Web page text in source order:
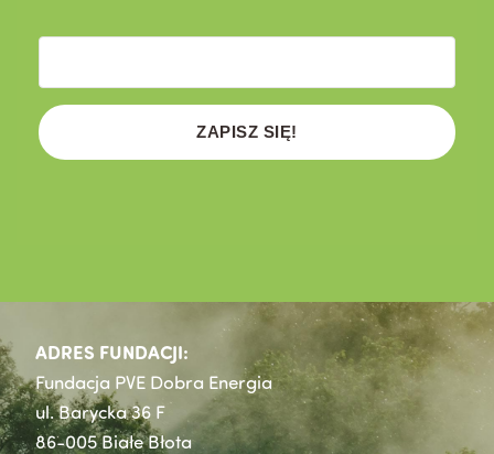
ZAPISZ SIĘ!
ADRES FUNDACJI:
Fundacja PVE Dobra Energia
ul. Barycka 36 F
86-005 Białe Błota